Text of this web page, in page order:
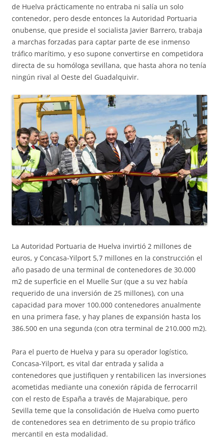
de Huelva prácticamente no entraba ni salía un solo
contenedor, pero desde entonces la Autoridad Portuaria
onubense, que preside el socialista Javier Barrero, trabaja
a marchas forzadas para captar parte de ese inmenso
tráfico marítimo, y eso supone convertirse en competidora
directa de su homóloga sevillana, que hasta ahora no tenía
ningún rival al Oeste del Guadalquivir.
La Autoridad Portuaria de Huelva invirtió 2 millones de
euros, y Concasa-Yilport 5,7 millones en la construcción el
año pasado de una terminal de contenedores de 30.000
m2 de superficie en el Muelle Sur (que a su vez había
requerido de una inversión de 25 millones), con una
capacidad para mover 100.000 contenedores anualmente
en una primera fase, y hay planes de expansión hasta los
386.500 en una segunda (con otra terminal de 210.000 m2).
Para el puerto de Huelva y para su operador logístico,
Concasa-Yilport, es vital dar entrada y salida a
contenedores que justifiquen y rentabilicen las inversiones
acometidas mediante una conexión rápida de ferrocarril
con el resto de España a través de Majarabique, pero
Sevilla teme que la consolidación de Huelva como puerto
de contenedores sea en detrimento de su propio tráfico
mercantil en esta modalidad.